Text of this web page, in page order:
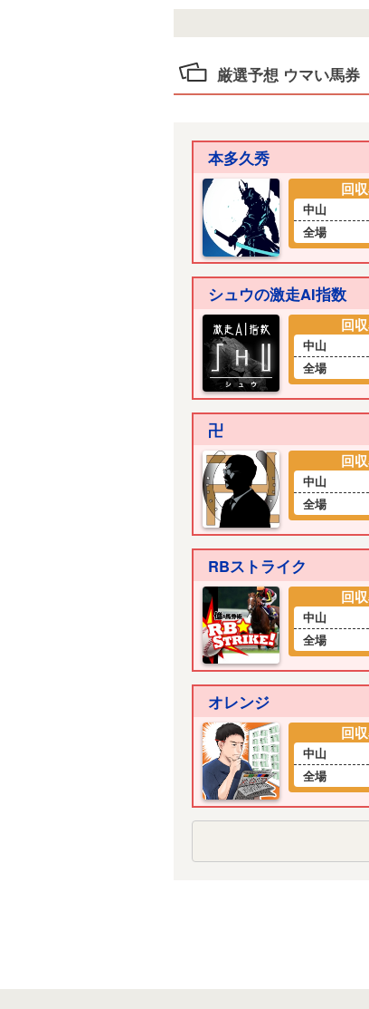
厳選予想 ウマい馬券
本多久秀
回
中山
全場
シュウの激走AI指数
回
中山
全場
卍
回
中山
全場
RBストライク
回
中山
全場
オレンジ
回
中山
全場